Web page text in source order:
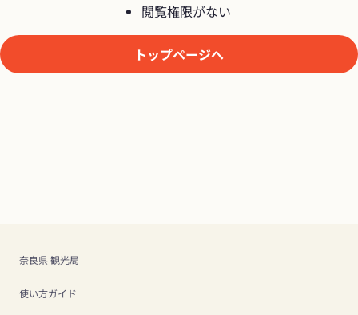
閲覧権限がない
トップページへ
奈良県 観光局
使い方ガイド